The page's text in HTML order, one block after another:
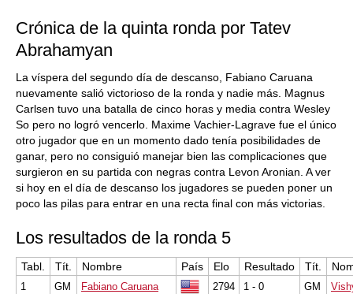
Crónica de la quinta ronda por Tatev
Abrahamyan
La víspera del segundo día de descanso, Fabiano Caruana
nuevamente salió victorioso de la ronda y nadie más. Magnus
Carlsen tuvo una batalla de cinco horas y media contra Wesley
So pero no logró vencerlo. Maxime Vachier-Lagrave fue el único
otro jugador que en un momento dado tenía posibilidades de
ganar, pero no consiguió manejar bien las complicaciones que
surgieron en su partida con negras contra Levon Aronian. A ver
si hoy en el día de descanso los jugadores se pueden poner un
poco las pilas para entrar en una recta final con más victorias.
Los resultados de la ronda 5
Tabl. Tít. Nombre País Elo Resultado Tít.
1 GM Fabiano Caruana 2794 1 - 0 GM